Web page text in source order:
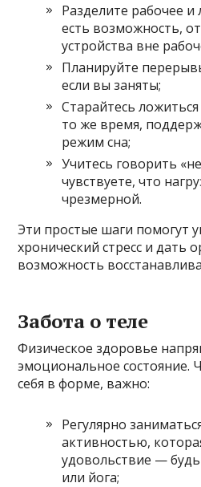
Разделите рабочее и
есть возможность,
устройства вне
Планируйте
если вы заняты;
Старайтесь
то же время,
режим сна;
Учитесь говорить
чувствуете, что
чрезмерной.
Эти простые шаги помогут
хронический стресс и дать
возможность
Забота о теле
Физическое здоровье
эмоциональное состояние.
себя в форме, важно:
Регулярно
активностью,
удовольствие —
или йога;